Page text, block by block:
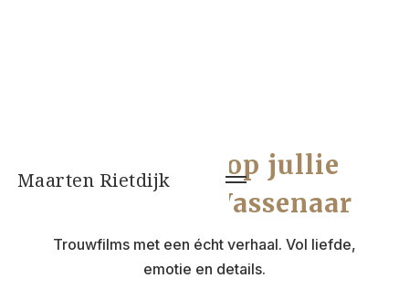
Maarten Rietdijk
Videograaf op jullie
bruiloft in Wassenaar
Trouwfilms met een écht verhaal. Vol liefde,
emotie en details.